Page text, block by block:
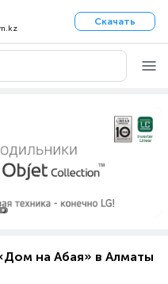
Скачать
на Абая» в Алматы